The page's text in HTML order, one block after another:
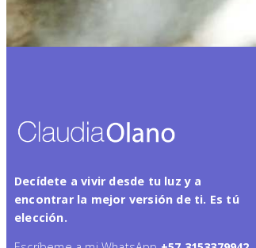
Decídete a vivir desde tu luz y a
encontrar la mejor versión de ti. Es tú
elección.